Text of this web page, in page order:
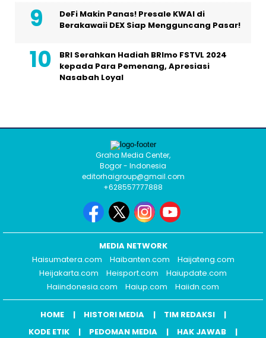
DeFi Makin Panas! Presale KWAI di
Berakawaii DEX Siap Mengguncang Pasar!
BRI Serahkan Hadiah BRImo FSTVL 2024
kepada Para Pemenang, Apresiasi
Nasabah Loyal
Graha Media Center,
Bogor - Indonesia
editorhaigroup@gmail.com
+628557777888
MEDIA NETWORK
Haisumatera.com
Haibanten.com
Haijateng.com
Heijakarta.com
Heisport.com
Haiupdate.com
Haiindonesia.com
Haiup.com Haiidn.com
HOME HISTORI MEDIA
TIM REDAKSI
KODE ETIK
PEDOMAN MEDIA
HAK JAWAB